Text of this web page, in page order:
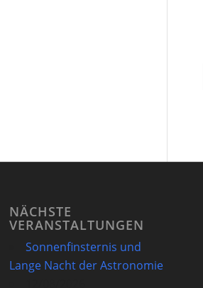
NÄCHSTE
VERANSTALTUNGEN
Sonnenfinsternis und
Lange Nacht der Astronomie